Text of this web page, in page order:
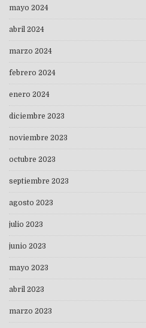
mayo 2024
abril 2024
marzo 2024
febrero 2024
enero 2024
diciembre 2023
noviembre 2023
octubre 2023
septiembre 2023
agosto 2023
julio 2023
junio 2023
mayo 2023
abril 2023
marzo 2023